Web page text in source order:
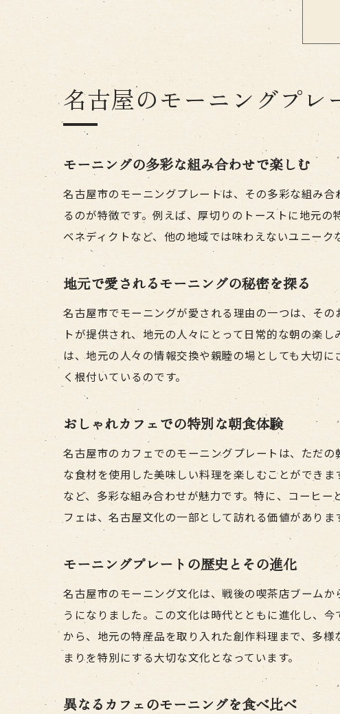
名古屋のモーニングプレ
モーニングの多彩な組み合わせで楽しむ
名古屋市のモーニングプレートは、その多彩な組み
るのが特徴です。例えば、厚切りのトーストに地元
ベネディクトなど、他の地域では味わえないユニーク
地元で愛されるモーニングの秘密を探る
名古屋市でモーニングが愛される理由の一つは、そ
トが提供され、地元の人々にとって日常的な朝の楽
は、地元の人々の情報交換や親睦の場としても大切
く根付いているのです。
おしゃれカフェでの特別な朝食体験
名古屋市のカフェでのモーニングプレートは、ただ
な食材を使用した美味しい料理を楽しむことができ
など、多彩な組み合わせが魅力です。特に、コーヒ
フェは、名古屋文化の一部として訪れる価値がありま
モーニングプレートの歴史とその進化
名古屋市のモーニング文化は、戦後の喫茶店ブーム
うになりました。この文化は時代とともに進化し、
から、地元の特産品を取り入れた創作料理まで、多
まりを特別にする大切な文化となっています。
異なるカフェのモーニングを食べ比べ